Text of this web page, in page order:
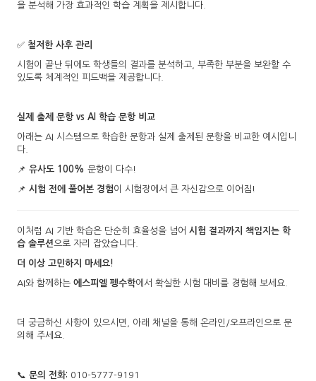
을 분석해 가장 효과적인 학습 계획을 제시합니다.
✅ 철저한 사후 관리
시험이 끝난 뒤에도 학생들의 결과를 분석하고, 부족한 부분을 보완할 수
있도록 체계적인 피드백을 제공합니다.
실제 출제 문항 vs AI 학습 문항 비교
아래는 AI 시스템으로 학습한 문항과 실제 출제된 문항을 비교한 예시입니
다.
📌유사도 100% 문항이 다수!
📌시험 전에 풀어본 경험이 시험장에서 큰 자신감으로 이어짐!
이처럼 AI 기반 학습은 단순히 효율성을 넘어시험 결과까지 책임지는 학
습 솔루션으로 자리 잡았습니다.
더 이상 고민하지 마세요!
AI와 함께하는에스피엘 펭수학에서 확실한 시험 대비를 경험해 보세요.
더 궁금하신 사항이 있으시면, 아래 채널을 통해 온라인/오프라인으로 문
의해 주세요.
📞문의 전화: 010-5777-9191